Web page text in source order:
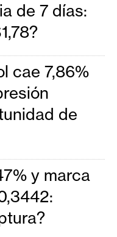
de 7 días:
cae 7,86%
de
y marca